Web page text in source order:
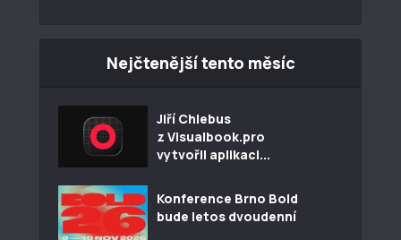
Nejčtenější tento měsíc
Jiří Chlebus
z Visualbook.pro
vytvořil aplikaci...
Konference Brno Bold
bude letos dvoudenní